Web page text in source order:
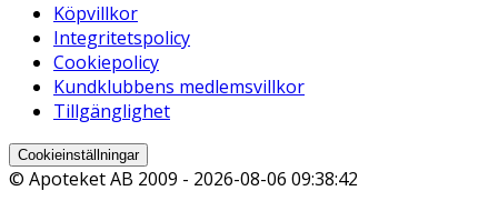
Köpvillkor
Integritetspolicy
Cookiepolicy
Kundklubbens medlemsvillkor
Tillgänglighet
Cookieinställningar
© Apoteket AB 2009 - 2026-08-06 09:38:42